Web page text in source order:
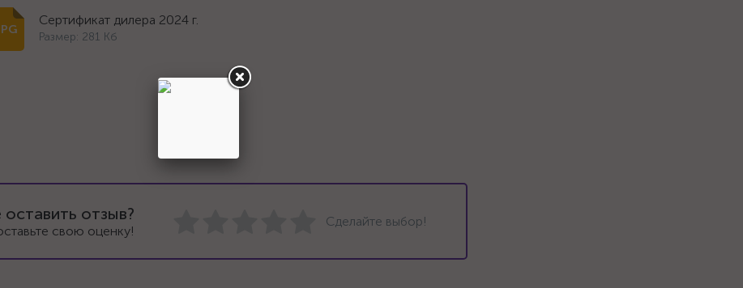
Сертификат дилера 2024 г.
Размер: 281 Кб
отзыв?
свою оценку!
Сделайте выбор!